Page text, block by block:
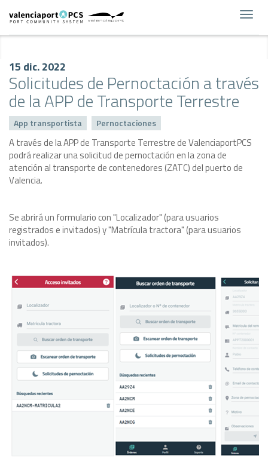
15 dic. 2022
Solicitudes de Pernoctación a través
de la APP de Transporte Terrestre
App transportista Pernoctaciones
A través de la APP de Transporte Terrestre de ValenciaportPCS
podrá realizar una solicitud de pernoctación en la zona de
atención al transporte de contenedores (ZATC) del puerto de
Valencia.
Se abrirá un formulario con "Localizador" (para usuarios
registrados e invitados) y "Matrícula tractora" (para usuarios
invitados).